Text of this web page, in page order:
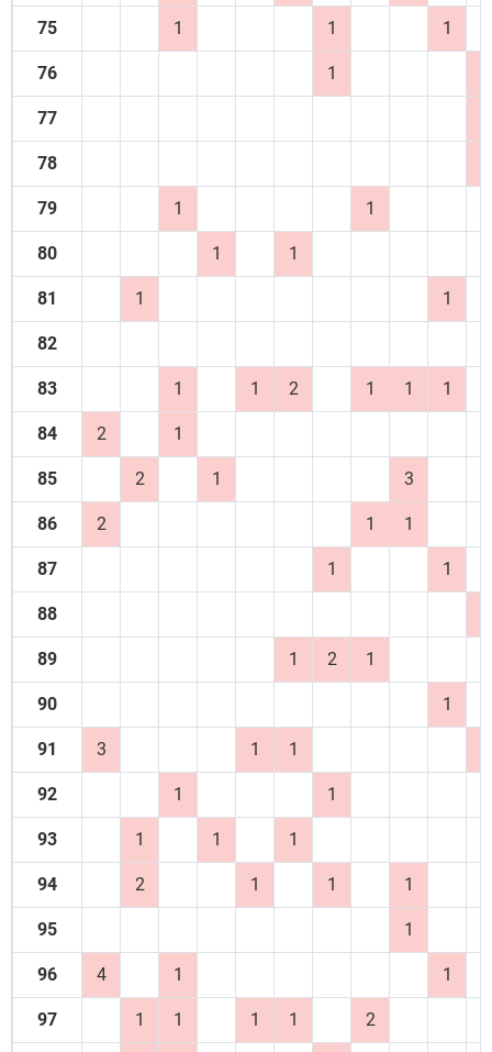
75 1 1 1
76 1
77
78
79 1 1
80 1 1
81 1 1
82
83 1 1 2 1 1 1
84 2 1
85 2 1 3
86 2 1 1
87 1 1
88
89 1 2 1
90 1
91 3 1 1
92 1 1
93 1 1 1
94 2 1 1 1
95 1
96 4 1 1
97 1 1 1 1 2